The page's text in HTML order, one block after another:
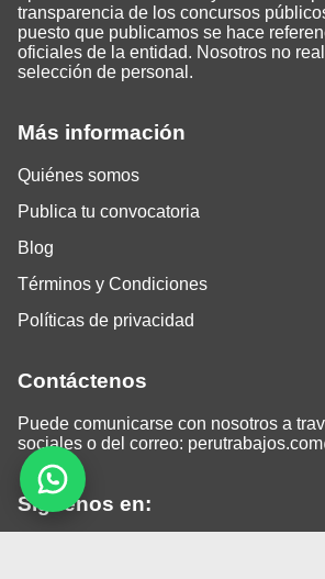
Más información
Quiénes somos
Publica tu convocatoria
Blog
Términos y Condiciones
Políticas de privacidad
Contáctenos
Puede comunicarse con nosotros a
sociales o del correo:
Siguenos en:
transparencia de los concursos
puesto que publicamos se hace
oficiales de la entidad. Nosotros no
selección de personal.